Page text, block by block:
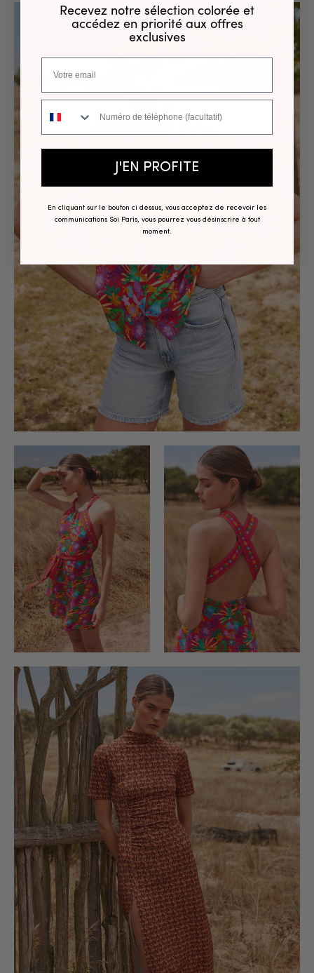
Recevez notre sélection colorée et
accédez en priorité aux offres
exclusives
J'EN PROFITE
En cliquant sur le bouton ci dessus, vous acceptez de recevoir les
communications Soi Paris, vous pourrez vous désinscrire à tout
moment.